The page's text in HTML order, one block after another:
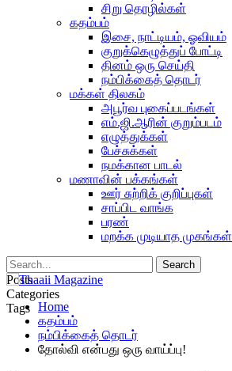
சிறு தொழில்கள்
கதம்பம்
இசை, நாட்டியம், ஓவியம்
குறுக்கெழுத்துப் போட்டி
தினம் ஒரு செய்தி
நம்பிக்கைத் தொடர்
மக்கள் திலகம்
அபூர்வ புகைப்படங்கள்
எம்.ஜி.ஆரின் குறும்படம்
எழுத்துக்கள்
பேச்சுக்கள்
நமக்கான பாடல்
மணாவின் பக்கங்கள்
ஊர் சுற்றிக் குறிப்புகள்
சாப்பிட வாங்க
பரண்
மறக்க முடியாத முகங்கள்
Posts
Categories
Tags Home
கதம்பம்
நம்பிக்கைத் தொடர்
தோல்வி என்பது ஒரு வாய்ப்பு!